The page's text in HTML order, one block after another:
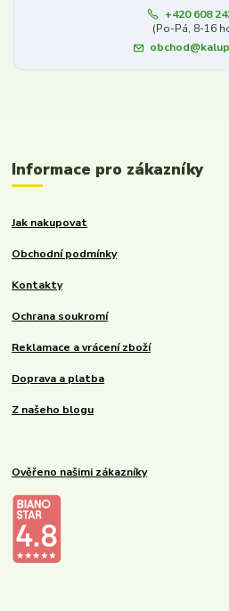
+420 608
(Po-Pá, 8-16
Informace pro zákazníky
Jak nakupovat
Obchodní podmínky
Kontakty
Ochrana soukromí
Reklamace a vrácení zboží
Doprava a platba
Z našeho blogu
Ověřeno našimi zákazníky